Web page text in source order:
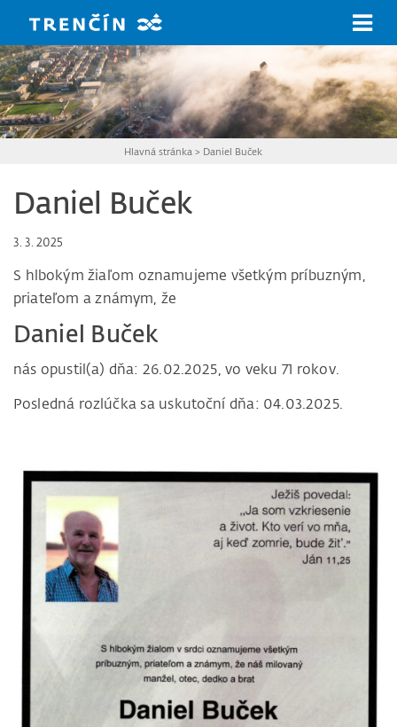
Hlavná stránka > Daniel Buček
Daniel Buček
3. 3. 2025
S hlbokým žiaľom oznamujeme všetkým príbuzným,
priateľom a známym, že
Daniel Buček
nás opustil(a) dňa: 26.02.2025, vo veku 71 rokov.
Posledná rozlúčka sa uskutoční dňa: 04.03.2025.